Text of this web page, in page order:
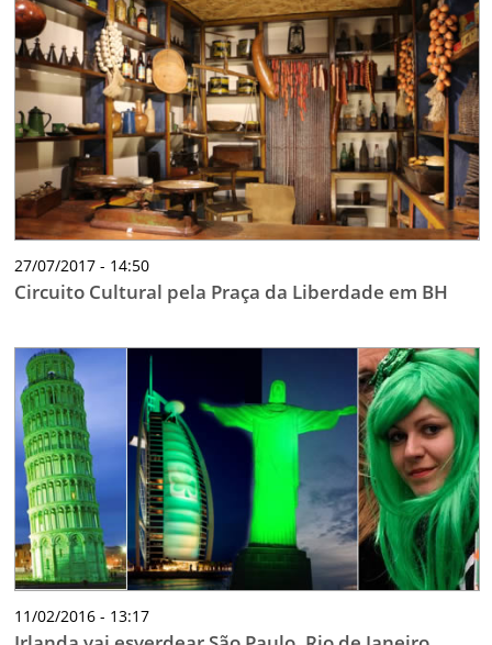
27/07/2017 - 14:50
Circuito Cultural pela Praça da Liberdade em BH
11/02/2016 - 13:17